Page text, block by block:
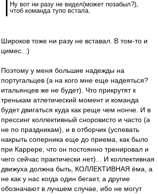
Ну вот ни разу не видел(может позабыл?),
чтоб команда тупо встала.
Широков тоже ни разу не вставал. В том-то и
цимес. :)
Поэтому у меня большие надежды на
португальцев (а на кого мне еще надеяться?
итальянцев же не будет). Что прикрутят к
тренькам атлетический момент и команда
будет двигаться куда как реще чем нонче. И в
прессинг коллективный сноровисто и часто (а
не по праздникам), и в отборчик (успевать
накрыть соперника еще до приема, как было
при Каррере, что он постоянно тренировал и
чего сейчас практически нет)... И коллективная
движуха должна быть, КОЛЛЕКТИВНАЯ ёма, а
не как у нас когда один бегает, а другие
обозначают в лучшем случае, ибо не могут